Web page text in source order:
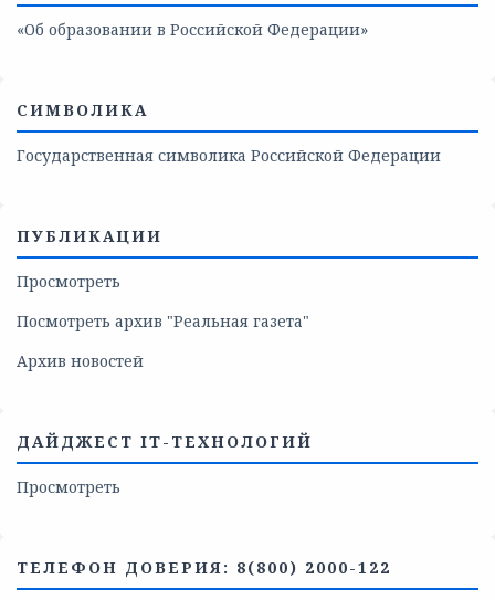
«Об образовании в Российской Федерации»
СИМВОЛИКА
Государственная символика Российской Федерации
ПУБЛИКАЦИИ
Просмотреть
Посмотреть архив "Реальная газета"
Архив новостей
ДАЙДЖЕСТ IT-ТЕХНОЛОГИЙ
Просмотреть
ТЕЛЕФОН ДОВЕРИЯ: 8(800) 2000-122